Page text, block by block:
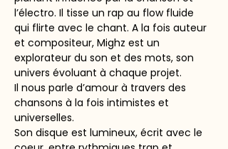
l’électro. Il tisse un rap au flow fluide
qui flirte avec le chant. A la fois auteur
et compositeur, Mighz est un
explorateur du son et des mots, son
univers évoluant à chaque projet.
Il nous parle d’amour à travers des
chansons à la fois intimistes et
universelles.
Son disque est lumineux, écrit avec le